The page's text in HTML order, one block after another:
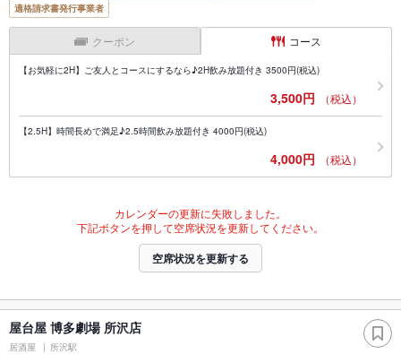
適格請求書発行事業者
クーポン コース
【お気軽に2H】ご友人とコースにするなら♪2H飲み放題付き 3500円(税込)
3,500円 （税込）
【2.5H】時間長めで満足♪2.5時間飲み放題付き 4000円(税込)
4,000円 （税込）
カレンダーの更新に失敗しました。
下記ボタンを押して空席状況を更新してください。
空席状況を更新する
屋台屋 博多劇場 所沢店
居酒屋 所沢駅